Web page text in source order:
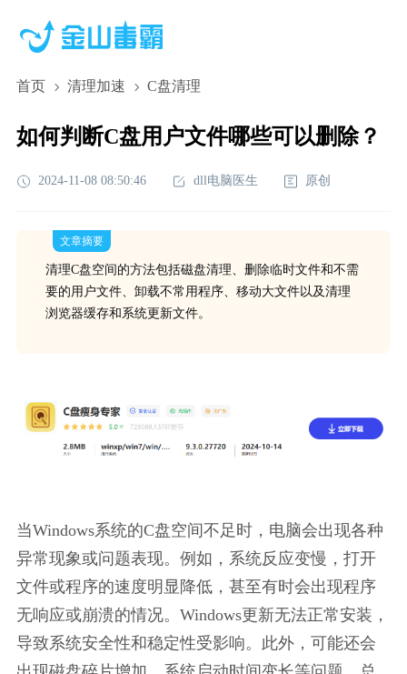
首页 清理加速 C盘清理
如何判断C盘用户文件哪些可以删除？
2024-11-08 08:50:46 dll电脑医生 原创
文章摘要
清理C盘空间的方法包括磁盘清理、删除临时文件和不需
要的用户文件、卸载不常用程序、移动大文件以及清理
浏览器缓存和系统更新文件。
当Windows系统的C盘空间不足时，电脑会出现各种
异常现象或问题表现。例如，系统反应变慢，打开
文件或程序的速度明显降低，甚至有时会出现程序
无响应或崩溃的情况。Windows更新无法正常安装，
导致系统安全性和稳定性受影响。此外，可能还会